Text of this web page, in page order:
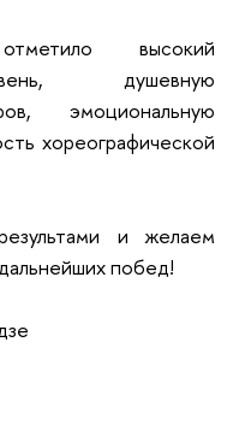
высокий
душевную
эмоциональную
хореографической
и желаем
побед!